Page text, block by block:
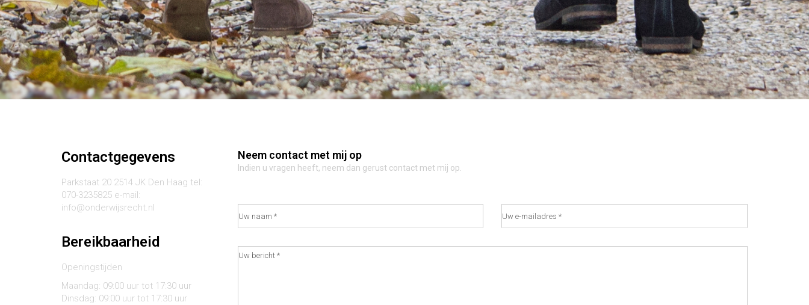
Contactgegevens
Parkstaat 20 2514 JK Den Haag tel:
070-3235825 e-mail:
info@onderwijsrecht.nl
Bereikbaarheid
Openingstijden
Maandag: 09:00 uur tot 17:30 uur
Dinsdag: 09:00 uur tot 17:30 uur
Neem contact met mij op
Indien u vragen heeft, neem dan gerust contact met mij op.